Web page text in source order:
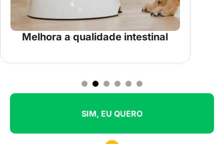
Melhora a qualidade intestinal
3 4 5 6
SIM, EU QUERO